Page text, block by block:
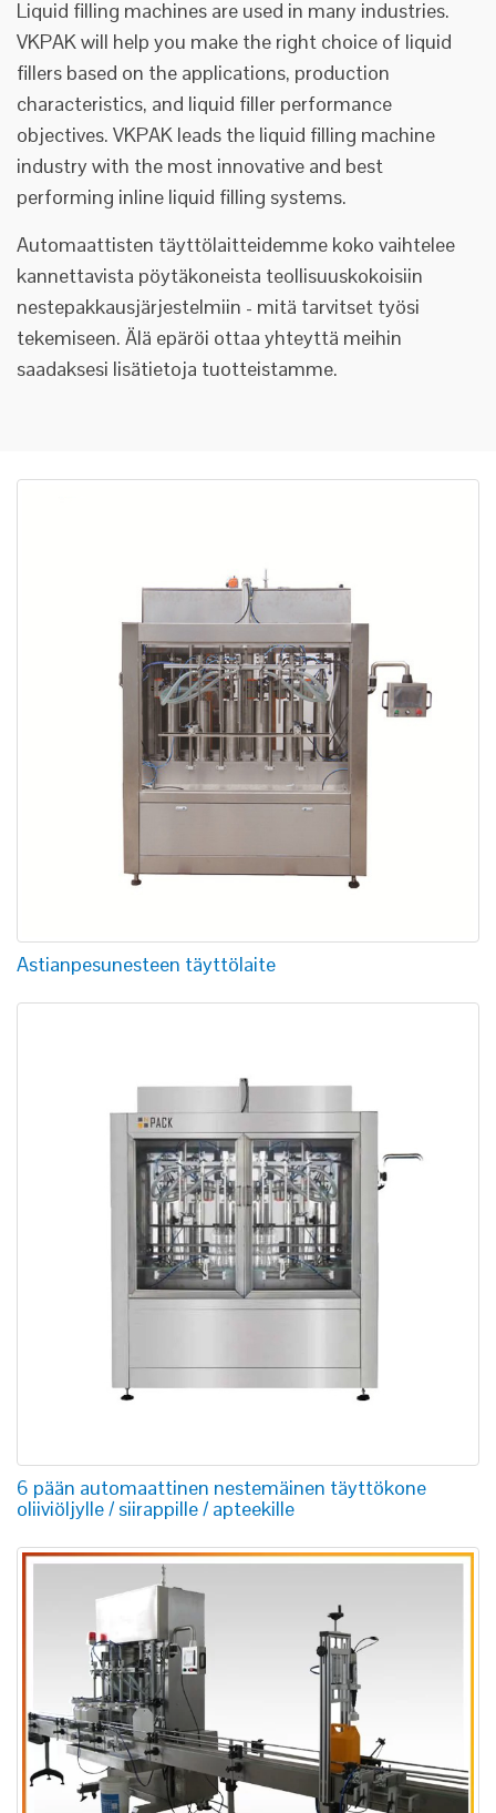
Liquid filling machines are used in many industries.
VKPAK will help you make the right choice of liquid
fillers based on the applications, production
characteristics, and liquid filler performance
objectives. VKPAK leads the liquid filling machine
industry with the most innovative and best
performing inline liquid filling systems.
Automaattisten täyttölaitteidemme koko vaihtelee
kannettavista pöytäkoneista teollisuuskokoisiin
nestepakkausjärjestelmiin - mitä tarvitset työsi
tekemiseen. Älä epäröi ottaa yhteyttä meihin
saadaksesi lisätietoja tuotteistamme.
Astianpesunesteen täyttölaite
6 pään automaattinen nestemäinen täyttökone
oliiviöljylle / siirappille / apteekille